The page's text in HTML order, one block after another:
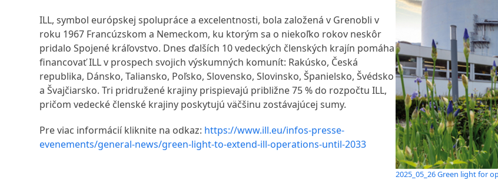
ILL, symbol európskej spolupráce a excelentnosti, bola založená v Grenobli v
roku 1967 Francúzskom a Nemeckom, ku ktorým sa o niekoľko rokov neskôr
pridalo Spojené kráľovstvo. Dnes ďalších 10 vedeckých členských krajín pomáha
financovať ILL v prospech svojich výskumných komunít: Rakúsko, Česká
republika, Dánsko, Taliansko, Poľsko, Slovensko, Slovinsko, Španielsko, Švédsko
a Švajčiarsko. Tri pridružené krajiny prispievajú približne 75 % do rozpočtu ILL,
pričom vedecké členské krajiny poskytujú väčšinu zostávajúcej sumy.
Pre viac informácií kliknite na odkaz: https://www.ill.eu/infos-presse-
evenements/general-news/green-light-to-extend-ill-operations-until-2033
2025_05_26 Green light for